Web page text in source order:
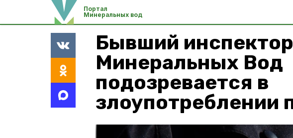
Портал
Минеральных вод
Бывший
Минеральных Вод
подозревается в
злоупотреблении